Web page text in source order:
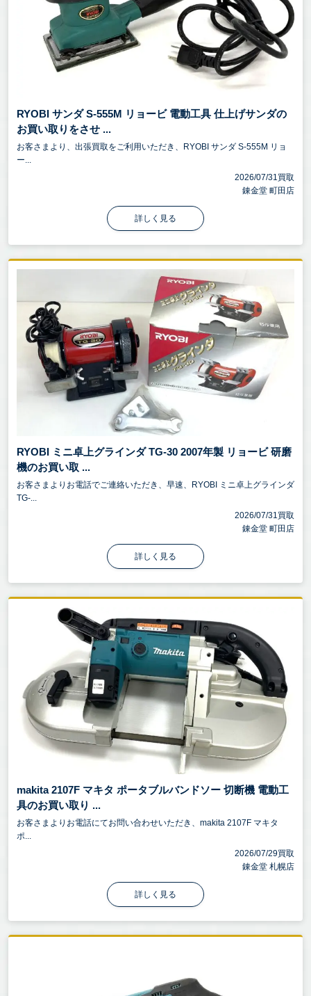
RYOBI サンダ S-555M リョービ 電動工具 仕上げサンダの
お買い取りをさせ ...
お客さまより、出張買取をご利用いただき、RYOBI サンダ S-555M リョ
ー...
2026/07/31買取
錬金堂 町田店
詳しく見る
RYOBI ミニ卓上グラインダ TG-30 2007年製 リョービ 研磨
機のお買い取 ...
お客さまよりお電話でご連絡いただき、早速、RYOBI ミニ卓上グラインダ
TG-...
2026/07/31買取
錬金堂 町田店
詳しく見る
makita 2107F マキタ ポータブルバンドソー 切断機 電動工
具のお買い取り ...
お客さまよりお電話にてお問い合わせいただき、makita 2107F マキタ
ポ...
2026/07/29買取
錬金堂 札幌店
詳しく見る